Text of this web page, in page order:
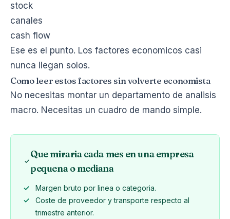
stock
canales
cash flow
Ese es el punto. Los factores economicos casi
nunca llegan solos.
Como leer estos factores sin volverte economista
No necesitas montar un departamento de analisis
macro. Necesitas un cuadro de mando simple.
Que miraria cada mes en una empresa
pequena o mediana
Margen bruto por linea o categoria.
Coste de proveedor y transporte respecto al
trimestre anterior.